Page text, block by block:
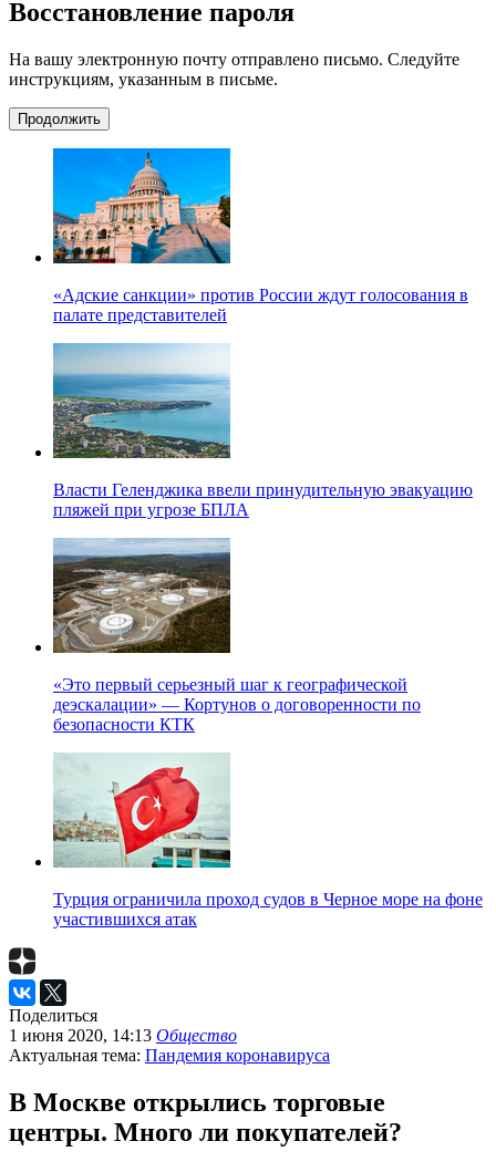
Восстановление пароля
На вашу электронную почту отправлено письмо. Следуйте
инструкциям, указанным в письме.
Продолжить
«Адские санкции» против России ждут голосования в
палате представителей
Власти Геленджика ввели принудительную эвакуацию
пляжей при угрозе БПЛА
«Это первый серьезный шаг к географической
деэскалации» — Кортунов о договоренности по
безопасности КТК
Турция ограничила проход судов в Черное море на фоне
участившихся атак
Поделиться
1 июня 2020, 14:13 Общество
Актуальная тема: Пандемия коронавируса
В Москве открылись торговые
центры. Много ли покупателей?